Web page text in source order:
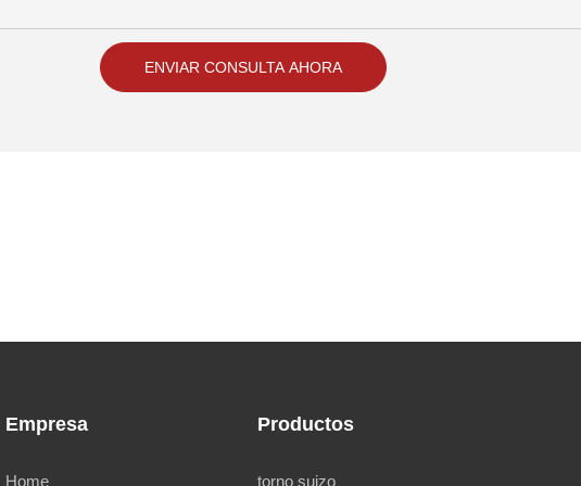
ENVIAR CONSULTA AHORA
Empresa
Home
Productos
torno suizo